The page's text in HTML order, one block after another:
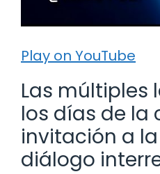
Play on YouTube
Las múltiples
los días de la
invitación a
diálogo